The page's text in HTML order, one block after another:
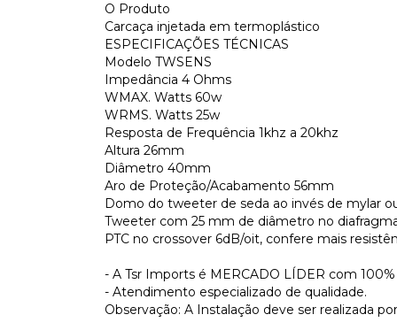
O Produto
Carcaça injetada em termoplástico
ESPECIFICAÇÕES TÉCNICAS
Modelo TWSENS
Impedância 4 Ohms
WMAX. Watts 60w
WRMS. Watts 25w
Resposta de Frequência 1khz a 20khz
Altura 26mm
Diâmetro 40mm
Aro de Proteção/Acabamento 56mm
Domo do tweeter de seda ao invés de mylar
Tweeter com 25 mm de diâmetro no
PTC no crossover 6dB/oit, confere mais
- A Tsr Imports é MERCADO LÍDER com
- Atendimento especializado de qualidade.
Observação: A Instalação deve ser realizada